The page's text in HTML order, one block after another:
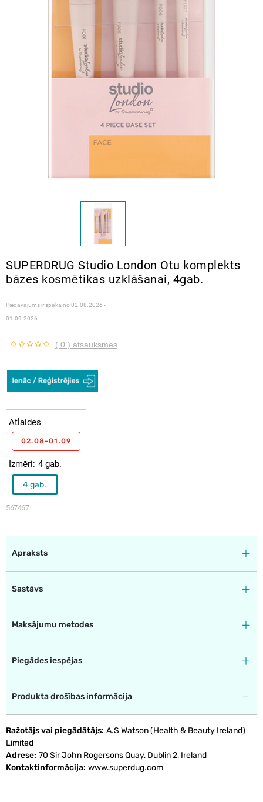
SUPERDRUG Studio London Otu komplekts
bāzes kosmētikas uzklāšanai, 4gab.
Piedāvājums ir spēkā no 02.08.2026 -
01.09.2026
( 0 ) atsauksmes
567467
Izmēri 4 gab.
4 gab.
Atlaides
02.08-01.09
Apraksts
Sastāvs
Maksājumu metodes
Piegādes iespējas
Produkta drošības informācija
Ražotājs vai piegādātājs A.S Watson (Health & Beauty Ireland)
Limited
Adrese 70 Sir John Rogersons Quay, Dublin 2, Ireland
Kontaktinformācija www.superdug.com